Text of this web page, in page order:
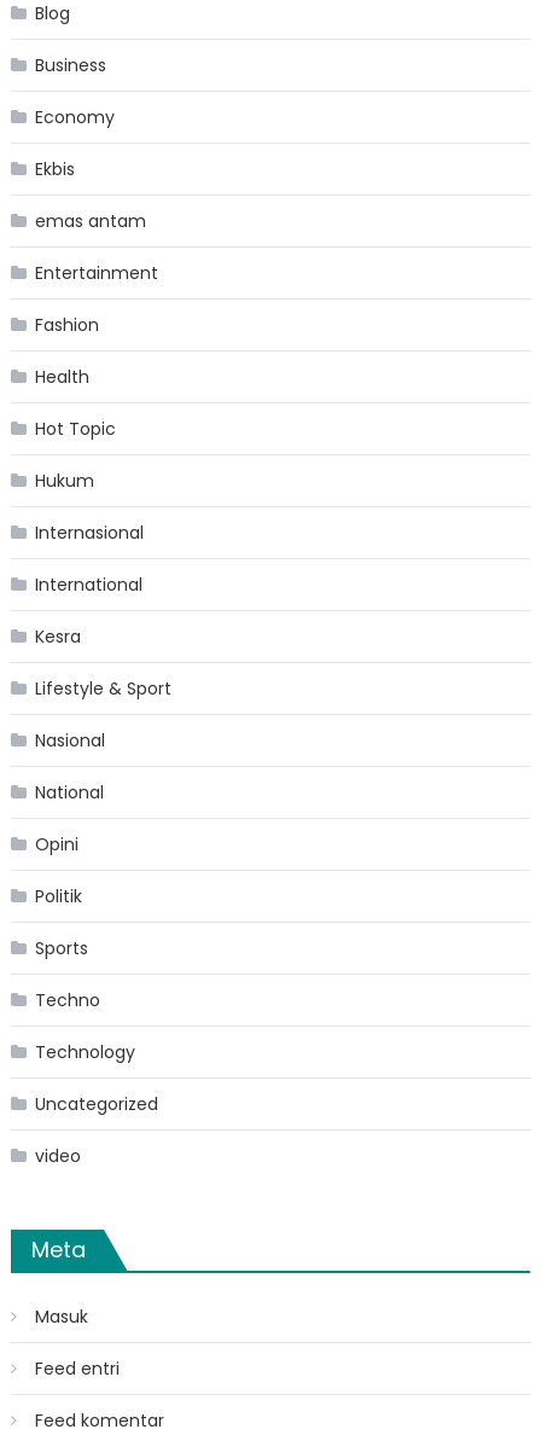
Blog
Business
Economy
Ekbis
emas antam
Entertainment
Fashion
Health
Hot Topic
Hukum
Internasional
International
Kesra
Lifestyle & Sport
Nasional
National
Opini
Politik
Sports
Techno
Technology
Uncategorized
video
Meta
Masuk
Feed entri
Feed komentar